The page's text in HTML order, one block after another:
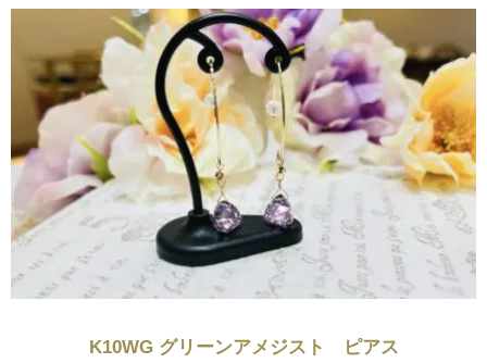
K10WG グリーンアメジスト ピアス